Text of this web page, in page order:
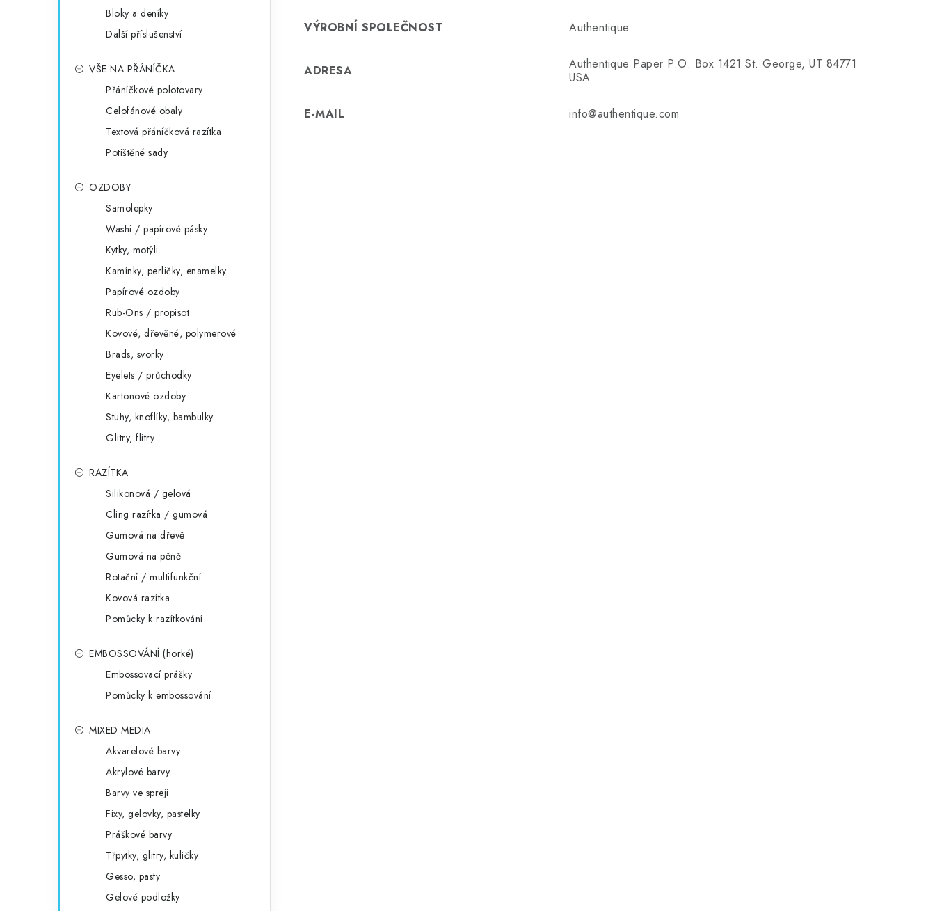
Bloky a deníky
Další příslušenství
VŠE NA PŘÁNÍČKA
Přáníčkové polotovary
Celofánové obaly
Textová přáníčková razítka
Potištěné sady
OZDOBY
Samolepky
Washi / papírové pásky
Kytky, motýli
Kamínky, perličky, enamelky
Papírové ozdoby
Rub-Ons / propisot
Kovové, dřevěné, polymerové
Brads, svorky
Eyelets / průchodky
Kartonové ozdoby
Stuhy, knoflíky, bambulky
Glitry, flitry...
RAZÍTKA
Silikonová / gelová
Cling razítka / gumová
Gumová na dřevě
Gumová na pěně
Rotační / multifunkční
Kovová razítka
Pomůcky k razítkování
EMBOSSOVÁNÍ (horké)
Embossovací prášky
Pomůcky k embossování
MIXED MEDIA
Akvarelové barvy
Akrylové barvy
Barvy ve spreji
Fixy, gelovky, pastelky
Práškové barvy
Třpytky, glitry, kuličky
Gesso, pasty
Gelové podložky
VÝROBNÍ SPOLEČNOST Authentique
ADRESA
Authentique Paper P.O. Box 1421 St. George, UT 84771
USA
E-MAIL info@authentique.com